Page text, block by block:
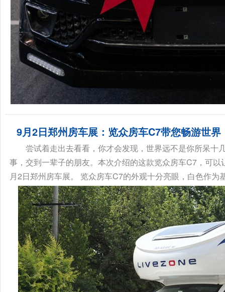
9月2日郑州房车展：览众房车C7带您畅游世界
尝试着走出去看看，你才会发现，世界远不是你所呆
事，交到一辈子的朋友。本次介绍的这款览众房车C7，可
月2日郑州房车展。 览众房车C7的外观十分亮眼，白色作为